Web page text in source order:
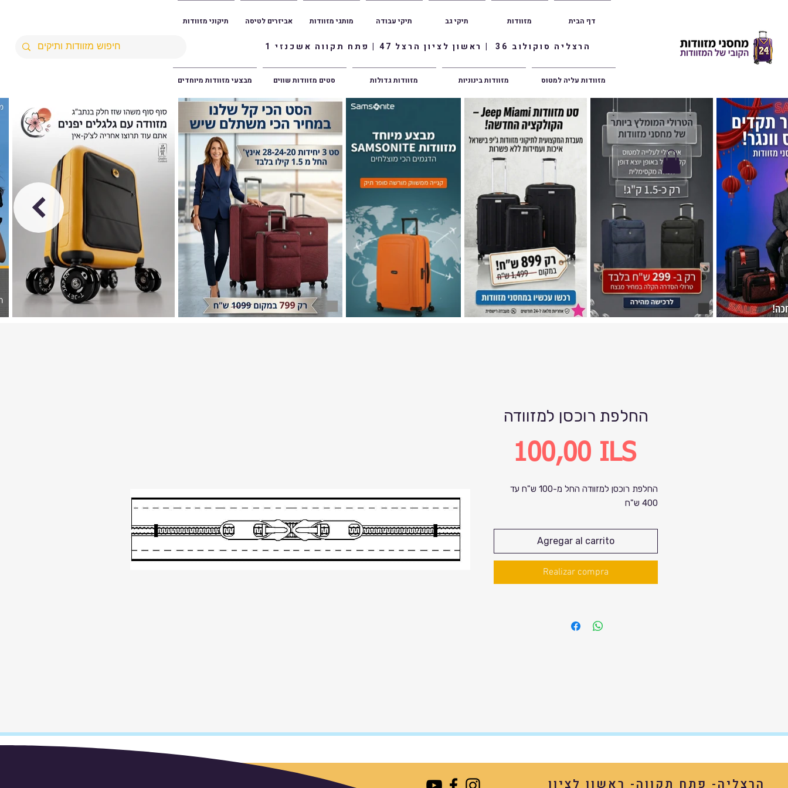
הרצליה סוקולוב 36 | ראשון לציון הרצל 47 | פתח תקווה אשכנזי 1
תיקוני מזוודות אביזרים לטיסה מותגי מזוודות תיקי עבודה תיקי גב מזוודות דף הבית
מבצעי מזוודות מיוחדים סטים מזוודות שווים מזוודות גדולות מזוודות בינוניות מזוודות עליה למטוס
החלפת רוכסן למזוודה
100,00 ILSPrecio
400 ש"ח
Agregar al carrito
Realizar compra
הרצליה- פתח תקווה- ראשון לציון